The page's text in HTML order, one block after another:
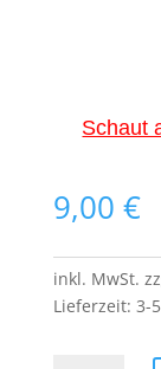
Schaut
9,00 €
inkl. MwSt.
Lieferzeit: 3-